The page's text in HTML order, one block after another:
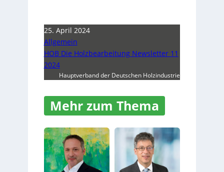
25. April 2024
Allgemein
HOB Die Holzbearbeitung Newsletter 11
2024
Hauptverband der Deutschen Holzindustrie
Mehr zum Thema